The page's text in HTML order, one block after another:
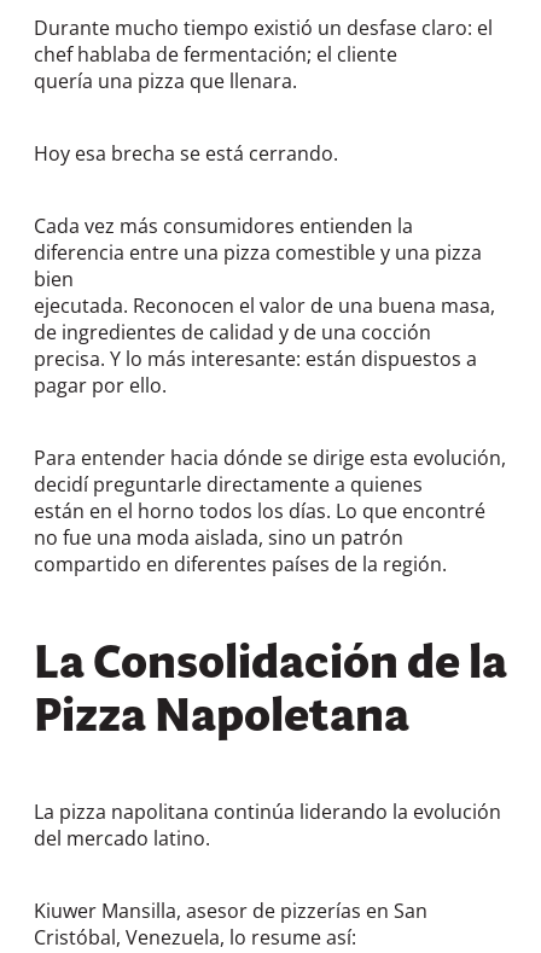
Durante mucho tiempo existió un desfase claro: el
chef hablaba de fermentación; el cliente
quería una pizza que llenara.
Hoy esa brecha se está cerrando.
Cada vez más consumidores entienden la
diferencia entre una pizza comestible y una pizza
bien
ejecutada. Reconocen el valor de una buena masa,
de ingredientes de calidad y de una cocción
precisa. Y lo más interesante: están dispuestos a
pagar por ello.
Para entender hacia dónde se dirige esta evolución,
decidí preguntarle directamente a quienes
están en el horno todos los días. Lo que encontré
no fue una moda aislada, sino un patrón
compartido en diferentes países de la región.
La Consolidación de la
Pizza Napoletana
La pizza napolitana continúa liderando la evolución
del mercado latino.
Kiuwer Mansilla, asesor de pizzerías en San
Cristóbal, Venezuela, lo resume así: